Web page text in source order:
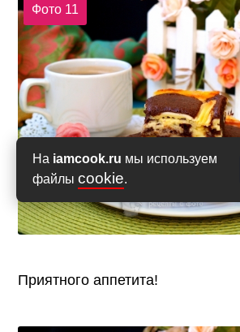
На iamcook.ru мы используем
файлы cookie.
Фото 11
Приятного аппетита!